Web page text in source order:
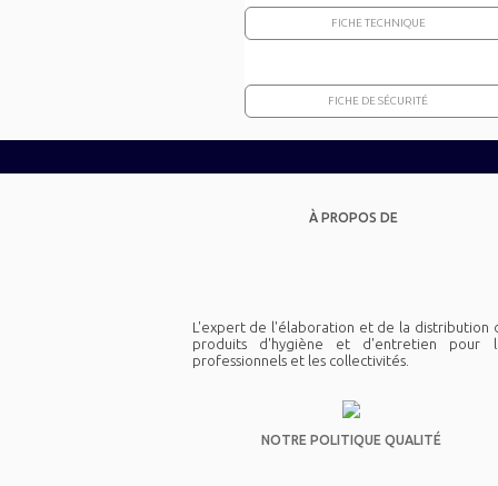
FICHE TECHNIQUE
FICHE DE SÉCURITÉ
À PROPOS DE
L'expert de l'élaboration et de la distribution
produits d'hygiène et d'entretien pour
professionnels et les collectivités.
NOTRE POLITIQUE QUALITÉ